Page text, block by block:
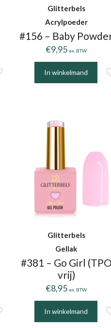
Glitterbels
Acrylpoeder
#156 – Baby
€9,95 ex. BTW
In winkelmand
Glitterbels
Gellak
#381 – Go Girl (TPO
vrij)
€8,95 ex. BTW
In winkelmand